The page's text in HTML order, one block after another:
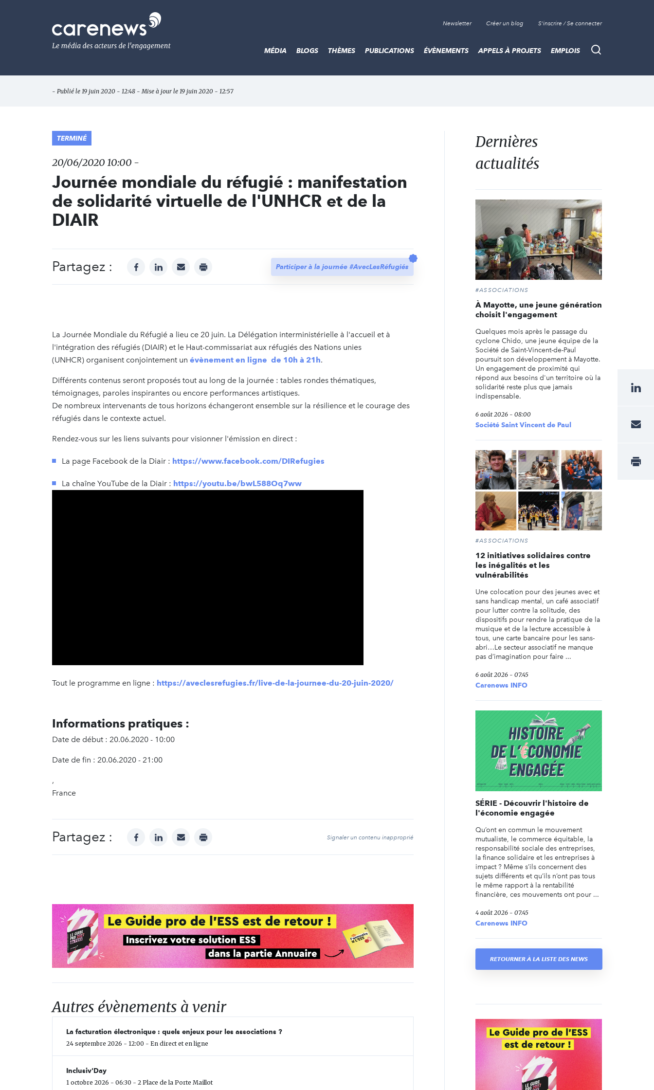
Le
média
de
l'engagement
Newsletter Créer un blog S'inscrire / Se connecter
Recherche
MÉDIA BLOGS THÈMES PUBLICATIONS ÉVÈNEMENTS APPELS À PROJETS EMPLOIS
- Publié le 19 juin 2020 - 12:48 - Mise à jour le 19 juin 2020 - 12:57
TERMINÉ
20/06/2020 10:00 -
Journée mondiale du réfugié : manifestation
de solidarité virtuelle de l'UNHCR et de la
DIAIR
Partagez : facebooklinkedinmail print Participer à la journée #AvecLesRéfugiés
La Journée Mondiale du Réfugié a lieu ce 20 juin. La Délégation interministérielle à l'accueil et à
l'intégration des réfugiés (DIAIR) et le Haut-commissariat aux réfugiés des Nations unies
(UNHCR) organisent conjointement un évènement en ligne de 10h à 21h.
Différents contenus seront proposés tout au long de la journée : tables rondes thématiques,
témoignages, paroles inspirantes ou encore performances artistiques.
De nombreux intervenants de tous horizons échangeront ensemble sur la résilience et le courage des
réfugiés dans le contexte actuel.
Rendez-vous sur les liens suivants pour visionner l'émission en direct :
La page Facebook de la Diair : ​ https://www.facebook.com/DIRefugies
La chaîne YouTube de la Diair : ​ https://youtu.be/bwL588Oq7ww
Tout le programme en ligne : https://aveclesrefugies.fr/live-de-la-journee-du-20-juin-2020/
Informations pratiques :
Date de début : 20.06.2020 - 10:00
Date de fin : 20.06.2020 - 21:00
,
France
Partagez : facebooklinkedinmail print Signaler un contenu inapproprié
Autres évènements à venir
La facturation électronique : quels enjeux pour les associations ?
24 septembre 2026 - 12:00 - En direct et en ligne
Inclusiv'Day
1 octobre 2026 - 06:30 - 2 Place de la Porte Maillot
Dernières
actualités
#ASSOCIATIONS
À Mayotte, une jeune génération
choisit l'engagement
Quelques mois après le passage du
cyclone Chido, une jeune équipe de la
Société de Saint-Vincent-de-Paul
poursuit son développement à Mayotte.
Un engagement de proximité qui
répond aux besoins d'un territoire où la
solidarité reste plus que jamais
indispensable.
6 août 2026 - 08:00
Société Saint Vincent de Paul
#ASSOCIATIONS
12 initiatives solidaires contre
les inégalités et les
vulnérabilités
Une colocation pour des jeunes avec et
sans handicap mental, un café associatif
pour lutter contre la solitude, des
dispositifs pour rendre la pratique de la
musique et de la lecture accessible à
tous, une carte bancaire pour les sans-
abri…Le secteur associatif ne manque
pas d’imagination pour faire ...
6 août 2026 - 07:45
Carenews INFO
SÉRIE - Découvrir l'histoire de
l'économie engagée
Qu’ont en commun le mouvement
mutualiste, le commerce équitable, la
responsabilité sociale des entreprises,
la finance solidaire et les entreprises à
impact ? Même s’ils concernent des
sujets différents et qu’ils n’ont pas tous
le même rapport à la rentabilité
financière, ces mouvements ont pour ...
4 août 2026 - 07:45
Carenews INFO
RETOURNER À LA LISTE DES NEWS